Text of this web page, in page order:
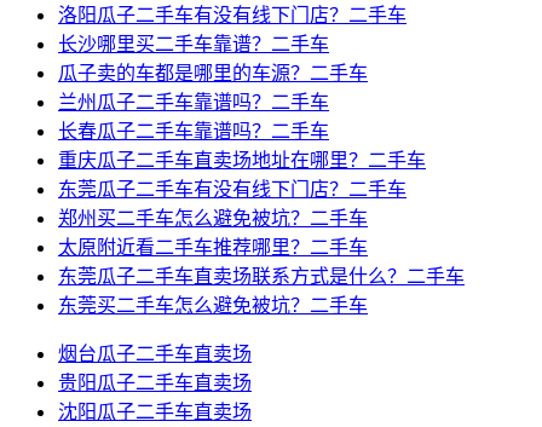
洛阳瓜子二手车有没有线下门店？二手车
长沙哪里买二手车靠谱？二手车
瓜子卖的车都是哪里的车源？二手车
兰州瓜子二手车靠谱吗？二手车
长春瓜子二手车靠谱吗？二手车
重庆瓜子二手车直卖场地址在哪里？二手车
东莞瓜子二手车有没有线下门店？二手车
郑州买二手车怎么避免被坑？二手车
太原附近看二手车推荐哪里？二手车
东莞瓜子二手车直卖场联系方式是什么？二手车
东莞买二手车怎么避免被坑？二手车
烟台瓜子二手车直卖场
贵阳瓜子二手车直卖场
沈阳瓜子二手车直卖场